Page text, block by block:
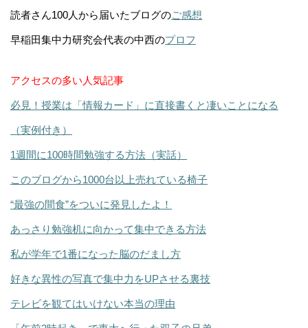
読者さん100人から届いたブログのご感想
早稲田集中力研究会代表の中西のプロフ
アクセスの多い人気記事
必見！授業は「情報カード」に直接書くと凄いことになる
（実例付き）
1週間に100時間勉強する方法（実話）
このブログから1000台以上売れている椅子
“最強の間食”をついに発見したよ！
あっさり勉強机に向かって集中できる方法
私が学年で1番になった脳のだまし方
好きな異性の写真で集中力をUPさせる裏技
テレビを観てはいけない本当の理由